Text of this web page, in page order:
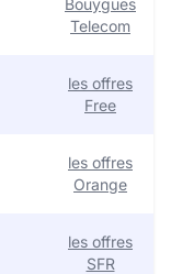
Bouygues
Telecom
les offres
Free
les offres
Orange
les offres
SFR